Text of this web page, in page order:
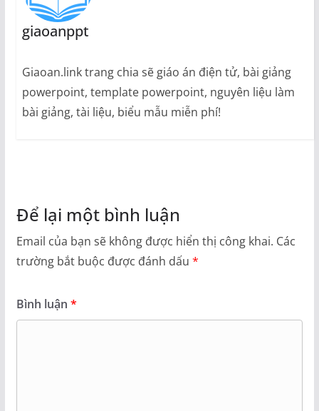
giaoanppt
Giaoan.link trang chia sẽ giáo án điện tử, bài giảng
powerpoint, template powerpoint, nguyên liệu làm
bài giảng, tài liệu, biểu mẫu miễn phí!
Để lại một bình luận
Email của bạn sẽ không được hiển thị công khai. Các
trường bắt buộc được đánh dấu *
Bình luận *